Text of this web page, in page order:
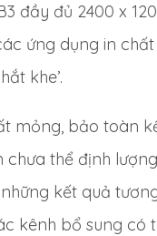
đầy đủ 2400 x
ứng dụng in
khe’.
mỏng, bảo toàn
thể định
kết quả
kênh bổ sung